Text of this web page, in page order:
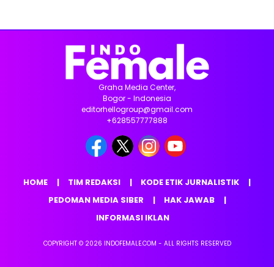
Graha Media Center,
Bogor - Indonesia
editorhellogroup@gmail.com
+628557777888
HOME TIM REDAKSI
KODE ETIK JURNALISTIK
PEDOMAN MEDIA SIBER
HAK JAWAB
INFORMASI IKLAN
COPYRIGHT © 2026 INDOFEMALE.COM - ALL RIGHTS RESERVED